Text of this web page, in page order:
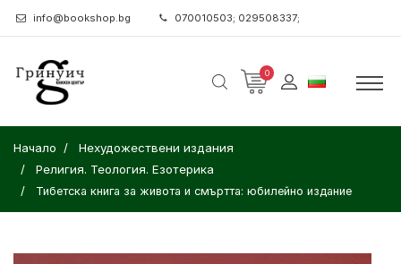
info@bookshop.bg 070010503; 029508337;
0
Начало
Нехудожествени издания
Религия. Теология. Езотерика
Тибетска книга за живота и смъртта: юбилейно издание